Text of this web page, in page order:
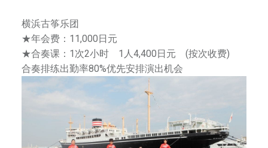
横浜古筝乐团
★年会费：11,000日元
★合奏课：1次2小时 1人4,400日元 (按次收费)
合奏排练出勤率80%优先安排演出机会